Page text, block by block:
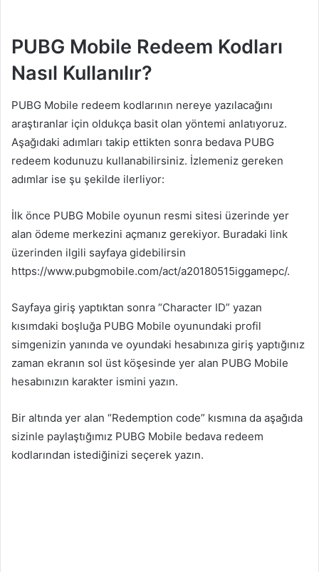
PUBG Mobile Redeem Kodları
Nasıl Kullanılır?
PUBG Mobile redeem kodlarının nereye yazılacağını
araştıranlar için oldukça basit olan yöntemi anlatıyoruz.
Aşağıdaki adımları takip ettikten sonra bedava PUBG
redeem kodunuzu kullanabilirsiniz. İzlemeniz gereken
adımlar ise şu şekilde ilerliyor:
İlk önce PUBG Mobile oyunun resmi sitesi üzerinde yer
alan ödeme merkezini açmanız gerekiyor. Buradaki link
üzerinden ilgili sayfaya gidebilirsin
https://www.pubgmobile.com/act/a20180515iggamepc/.
Sayfaya giriş yaptıktan sonra “Character ID” yazan
kısımdaki boşluğa PUBG Mobile oyunundaki profil
simgenizin yanında ve oyundaki hesabınıza giriş yaptığınız
zaman ekranın sol üst köşesinde yer alan PUBG Mobile
hesabınızın karakter ismini yazın.
Bir altında yer alan “Redemption code” kısmına da aşağıda
sizinle paylaştığımız PUBG Mobile bedava redeem
kodlarından istediğinizi seçerek yazın.